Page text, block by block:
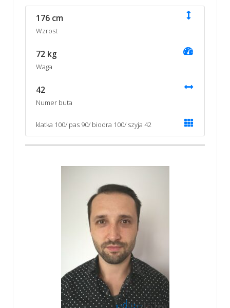
176 cm
Wzrost
72 kg
Waga
42
Numer buta
klatka 100/ pas 90/ biodra 100/ szyja 42